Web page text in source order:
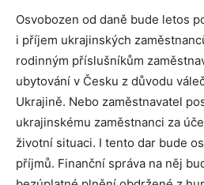
Osvobozen od daně bude letos
i příjem ukrajinských
rodinným příslušníkům
ubytování v Česku z důvodu
Ukrajině. Nebo zaměstnavatel
ukrajinskému zaměstnanci za
životní situaci. I tento dar bude
příjmů. Finanční správa na něj